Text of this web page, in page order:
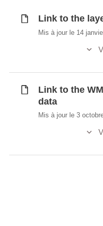
Link to the
Mis à jour le 14
Link to the
data
Mis à jour le 3